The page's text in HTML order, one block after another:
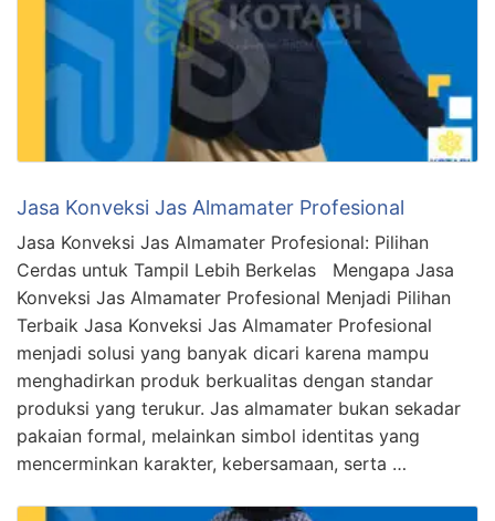
Jasa Konveksi Jas Almamater Profesional
Jasa Konveksi Jas Almamater Profesional: Pilihan
Cerdas untuk Tampil Lebih Berkelas Mengapa Jasa
Konveksi Jas Almamater Profesional Menjadi Pilihan
Terbaik Jasa Konveksi Jas Almamater Profesional
menjadi solusi yang banyak dicari karena mampu
menghadirkan produk berkualitas dengan standar
produksi yang terukur. Jas almamater bukan sekadar
pakaian formal, melainkan simbol identitas yang
mencerminkan karakter, kebersamaan, serta …